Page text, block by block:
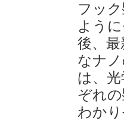
フッ
よう
後、
なナ
は、
ぞれ
わか